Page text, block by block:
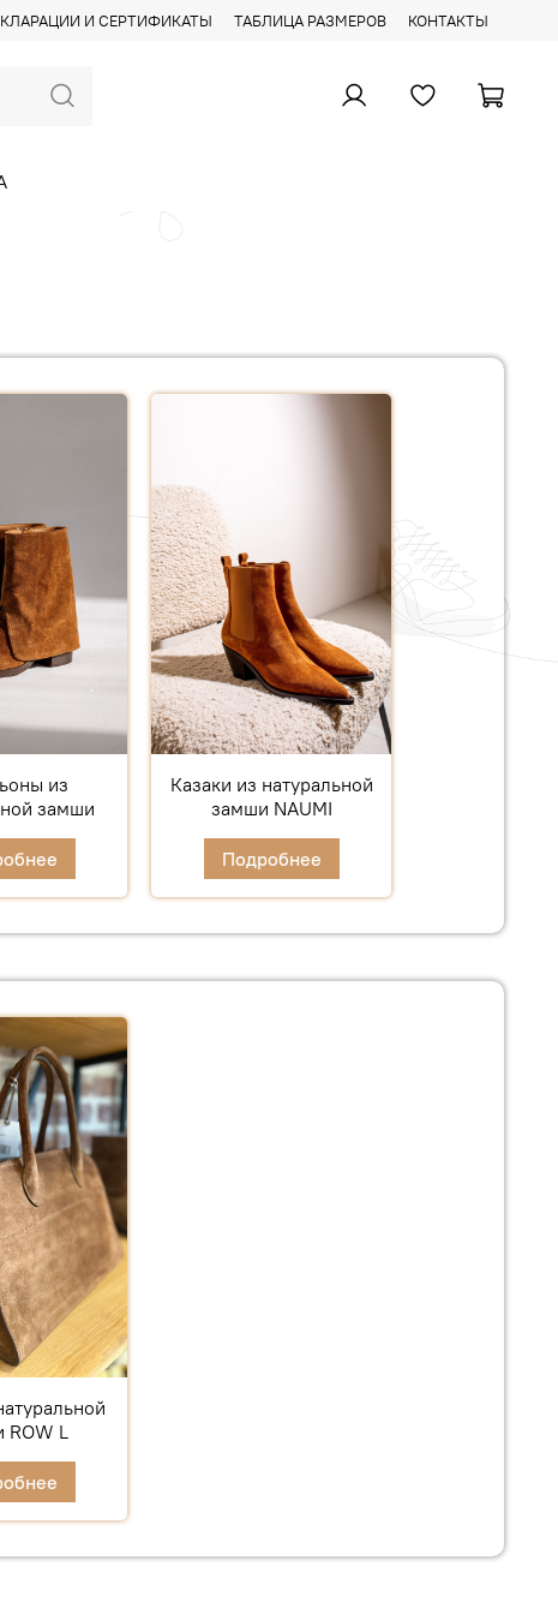
И СЕРТИФИКАТЫ ТАБЛИЦА РАЗМЕРОВ КОНТАКТЫ
из
замши
Казаки из натуральной
замши NAUMI
Подробнее
ROW L